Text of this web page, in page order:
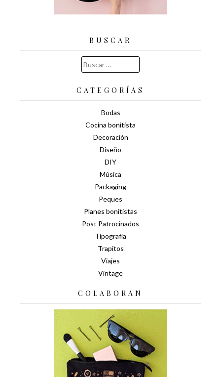
BUSCAR
Buscar:
CATEGORÍAS
Bodas
Cocina bonitista
Decoración
Diseño
DIY
Música
Packaging
Peques
Planes bonitistas
Post Patrocinados
Tipografía
Trapitos
Viajes
Vintage
COLABORAN